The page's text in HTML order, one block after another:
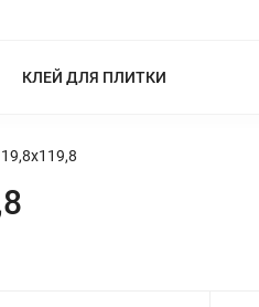
КЛЕЙ ДЛЯ ПЛИТКИ